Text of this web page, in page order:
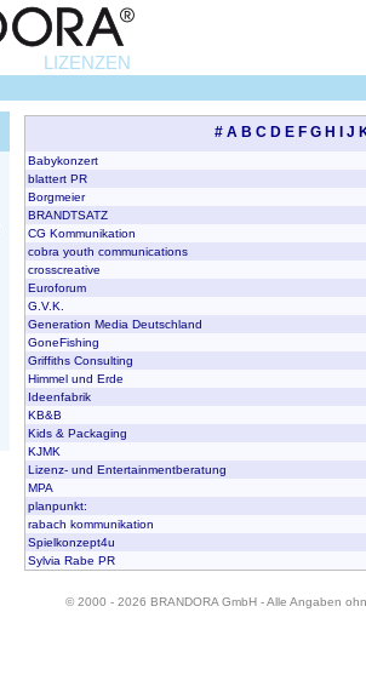
LIZENZEN
# A B C D E F G H J
Babykonzert
blattert PR
Borgmeier
BRANDTSATZ
CG Kommunikation
cobra youth communications
crosscreative
Euroforum
G.V.K.
Generation Media Deutschland
GoneFishing
Griffiths Consulting
Himmel und Erde
Ideenfabrik
KB&B
Kids & Packaging
KJMK
Lizenz- und Entertainmentberatung
MPA
planpunkt:
rabach kommunikation
Spielkonzept4u
Sylvia Rabe PR
© 2000 - 2026 BRANDORA GmbH - Alle Angaben